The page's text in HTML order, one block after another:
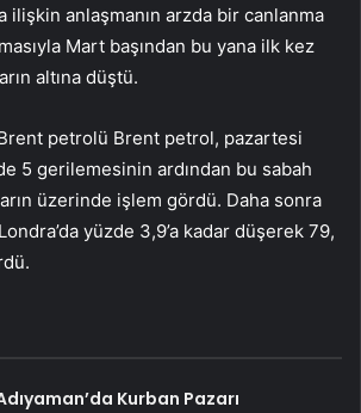
ilişkin anlaşmanın arzda bir canlanma
Mart başından bu yana ilk kez
altına düştü.
petrolü Brent petrol, pazartesi
5 gerilemesinin ardından bu sabah
üzerinde işlem gördü. Daha sonra
yüzde 3,9’a kadar düşerek 79,
Kurban Pazarı